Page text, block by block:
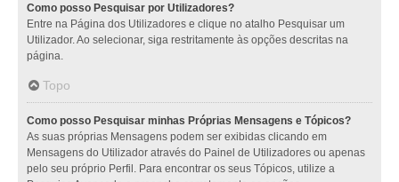
Como posso Pesquisar por Utilizadores?
Entre na Página dos Utilizadores e clique no atalho Pesquisar um
Utilizador. Ao selecionar, siga restritamente às opções descritas na
página.
Topo
Como posso Pesquisar minhas Próprias Mensagens e Tópicos?
As suas próprias Mensagens podem ser exibidas clicando em
Mensagens do Utilizador através do Painel de Utilizadores ou apenas
pelo seu próprio Perfil. Para encontrar os seus Tópicos, utilize a